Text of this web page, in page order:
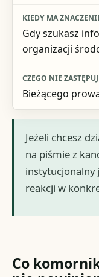
Gdy szukasz
organizacji
Bieżącego
Jeżeli chcesz
na piśmie z
instytucjonalny
reakcji w
Co